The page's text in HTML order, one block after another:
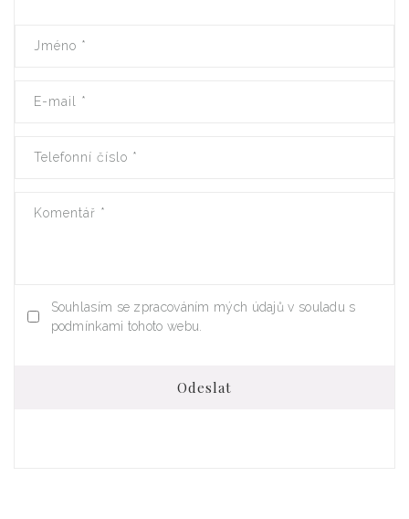
Jméno *
E-mail *
Telefonní číslo *
Komentář *
Souhlasím se zpracováním mých údajů v souladu s
podmínkami tohoto webu.
Odeslat